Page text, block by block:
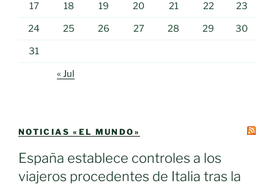
17 18 19 20 21 22 23
24 25 26 27 28 29 30
31
« Jul
NOTICIAS «EL MUNDO»
España establece controles a los
viajeros procedentes de Italia tras la